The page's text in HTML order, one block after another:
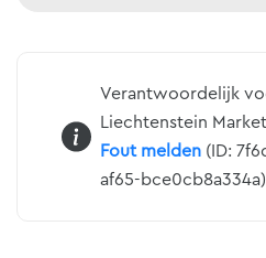
Verantwoordelijk
Liechtenstein
Fout melden (ID:
af65-bce0cb8a334a)